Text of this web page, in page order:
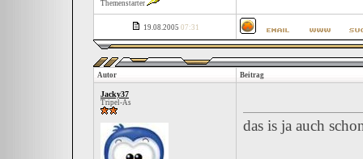
Themenstarter
19.08.2005 07:31
Autor Beitrag
Jacky37
Tripel-As
das is ja auch